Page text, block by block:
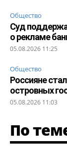
Общество
Суд
о рекламе
05.08.2026 11:25
Общество
Россияне
островных
05.08.2026 11:03
По